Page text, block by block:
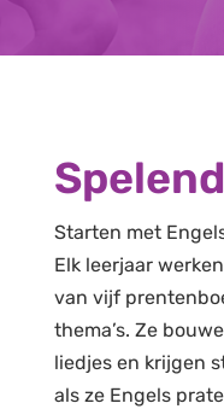
Starten met
Elk leerjaar
van vijf
thema’s. Ze
liedjes en krijgen
als ze Engels